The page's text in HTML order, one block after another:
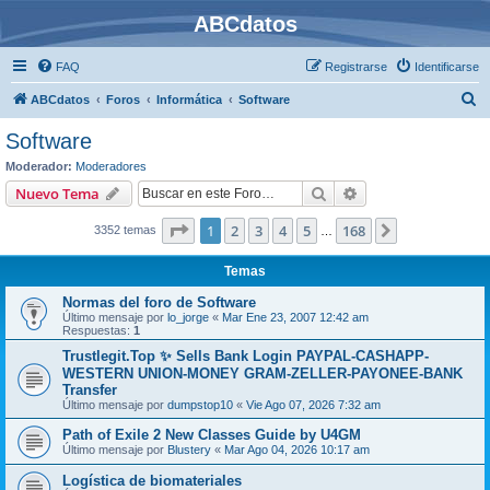
ABCdatos
FAQ Identificarse
Registrarse
ABCdatos Foros Informática Software
Software
Moderador: Moderadores
Nuevo Tema Buscar
3352 temas Página de 168
1 2 3 4 5 168
Temas
Normas del foro de Software
Último mensaje por lo_jorge « Mar Ene 23, 2007 12:42 am
Respuestas: 1
Trustlegit.Top ✨ Sells Bank Login PAYPAL-CASHAPP-
WESTERN UNION-MONEY GRAM-ZELLER-PAYONEE-BANK
Transfer
Último mensaje por dumpstop10 « Vie Ago 07, 2026 7:32 am
Path of Exile 2 New Classes Guide by U4GM
Último mensaje por Blustery « Mar Ago 04, 2026 10:17 am
Logística de biomateriales